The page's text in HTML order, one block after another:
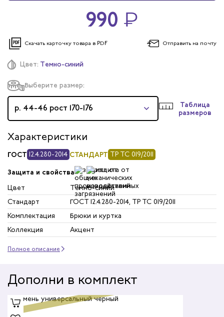
Цвет: Темно-синий
Выберите размер:
р. 44-46 рост 170-176
Таблица
размеров
Характеристики
ГОСТ 12.4.280-2014 СТАНДАРТ ТР ТС 019/2011
Защита и свойства
Цвет
Темно-синий
Стандарт
ГОСТ 12.4.280-2014, ТР ТС 019/2011
Комплектация
Брюки и куртка
Коллекция
Акцент
Полное описание
990 ₽
Скачать карточку товара в PDF Отправить на почту
Дополни в комплект